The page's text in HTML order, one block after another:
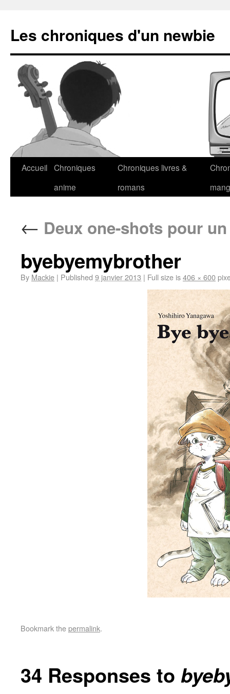
Les chroniques d'un newbie
Accueil Chroniques
anime
Chroniques livres &
romans
← Deux one-shots pour
byebyemybrother
By Mackie | Published 9 janvier 2013 | Full size is406 × 600
Bookmark thepermalink.
34 Responses to